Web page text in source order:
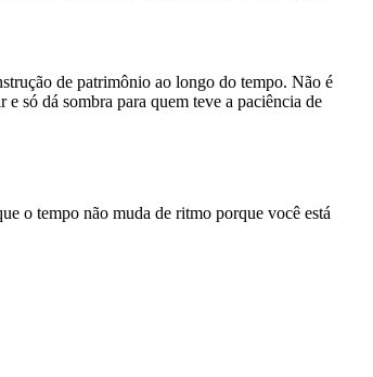
de patrimônio ao longo do tempo. Não é
só dá sombra para quem teve a paciência de
o tempo não muda de ritmo porque você está